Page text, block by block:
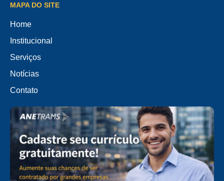
MAPA DO SITE
Home
Institucional
Serviços
Notícias
Contato